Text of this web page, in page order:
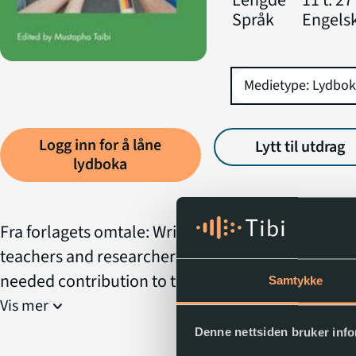
Samtykke
Denne nettsiden bruker
ke Townsley
Språk
Logg inn for å låne
lydboka
Lytt til utdrag
Fra forlagets omtale: Written by translation
teachers and researchers, this edited volume is
needed contribution to the under-researched area
community translation.
Vis mer expand_more